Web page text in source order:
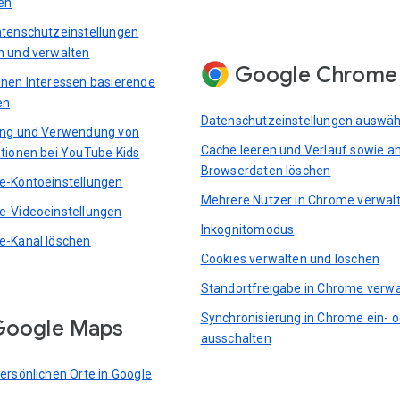
und verwalten
Interessen basierende
und Verwendung von
bei YouTube Kids
Kontoeinstellungen
Videoeinstellungen
Kanal löschen
Maps
Orte in Google
Google Chrome
Datenschutzeinstellungen
Cache leeren und Verlauf sowie
Browserdaten löschen
Mehrere Nutzer in Chrome
Inkognitomodus
Cookies verwalten und löschen
Standortfreigabe in Chrome
Synchronisierung in Chrome ein-
ausschalten